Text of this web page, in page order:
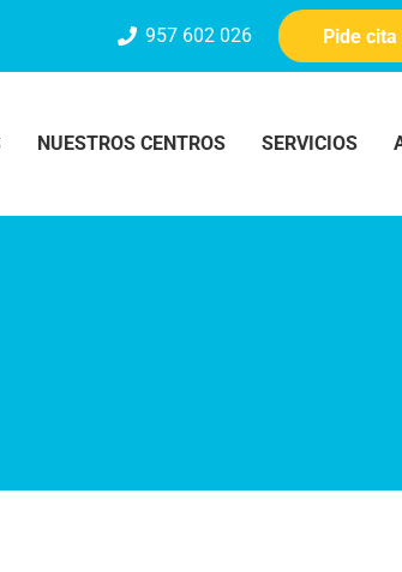
957 602 026 Pide
NUESTROS CENTROS SERVICIOS